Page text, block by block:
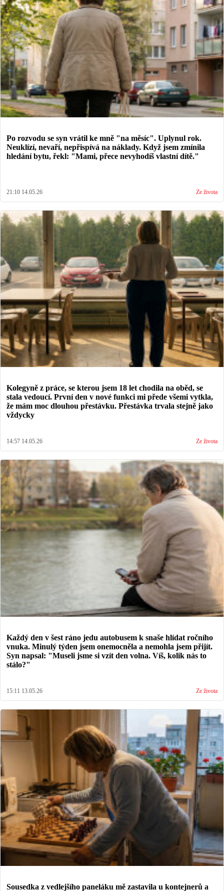
Po rozvodu se syn vrátil ke mně "na měsíc". Uplynul rok.
Neuklízí, nevaří, nepřispívá na náklady. Když jsem zmínila
hledání bytu, řekl: "Mami, přece nevyhodíš vlastní dítě."
21:10 14.05.26 Ze života
Kolegyně z práce, se kterou jsem 18 let chodila na oběd, se
stala vedoucí. První den v nové funkci mi přede všemi vytkla,
že mám moc dlouhou přestávku. Přestávka trvala stejně jako
vždycky
14:57 14.05.26 Ze života
Každý den v šest ráno jedu autobusem k snaše hlídat ročního
vnuka. Minulý týden jsem onemocněla a nemohla jsem přijít.
Syn napsal: "Museli jsme si vzít den volna. Víš, kolik nás to
stálo?"
15:11 13.05.26 Ze života
Sousedka z vedlejšího paneláku mě zastavila u kontejnerů a